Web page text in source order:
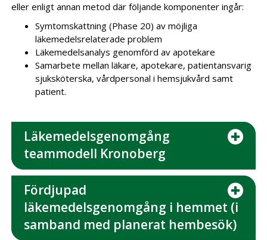
eller enligt annan metod där följande komponenter ingår:
Symtomskattning (Phase 20) av möjliga
läkemedelsrelaterade problem
Läkemedelsanalys genomförd av apotekare
Samarbete mellan läkare, apotekare, patientansvarig
sjuksköterska, vårdpersonal i hemsjukvård samt
patient.
Läkemedelsgenomgång
teammodell Kronoberg
Fördjupad
läkemedelsgenomgång i hemmet (i
samband med planerat hembesök)